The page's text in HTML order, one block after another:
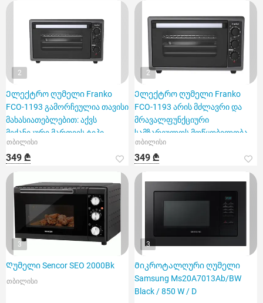
2
Ელექტრო ღუმელი Franko
FCO-1193 გამორჩეულია თავისი
მახასიათებლებით: აქვს
მექანიკური მართვის ტიპი,
თბილისი
349 ₾
2
Ელექტრო ღუმელი Franko
FCO-1193 არის მძლავრი და
მრავალფუნქციური
სამზარეულოს მოწყობილობა
თბილისი
349 ₾
3
Ღუმელი Sencor SEO 2000Bk
თბილისი
3
Მიკროტალღური ღუმელი
Samsung Ms20A7013Ab/BW
Black / 850 W / D